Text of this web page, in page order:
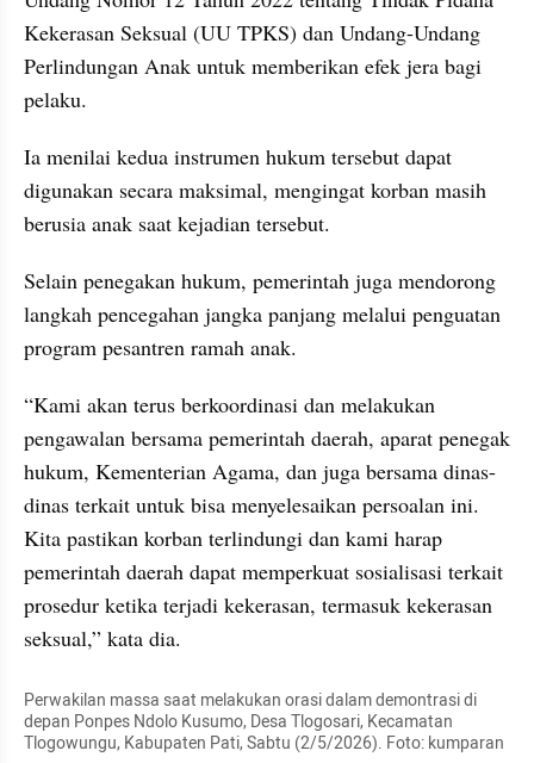
Kekerasan Seksual (UU TPKS) dan Undang-Undang
Perlindungan Anak untuk memberikan efek jera bagi
pelaku.
Ia menilai kedua instrumen hukum tersebut dapat
digunakan secara maksimal, mengingat korban masih
berusia anak saat kejadian tersebut.
Selain penegakan hukum, pemerintah juga mendorong
langkah pencegahan jangka panjang melalui penguatan
program pesantren ramah anak.
“Kami akan terus berkoordinasi dan melakukan
pengawalan bersama pemerintah daerah, aparat penegak
hukum, Kementerian Agama, dan juga bersama dinas-
dinas terkait untuk bisa menyelesaikan persoalan ini.
Kita pastikan korban terlindungi dan kami harap
pemerintah daerah dapat memperkuat sosialisasi terkait
prosedur ketika terjadi kekerasan, termasuk kekerasan
seksual,” kata dia.
Perwakilan massa saat melakukan orasi dalam demontrasi di
depan Ponpes Ndolo Kusumo, Desa Tlogosari, Kecamatan
Tlogowungu, Kabupaten Pati, Sabtu (2/5/2026). Foto: kumparan